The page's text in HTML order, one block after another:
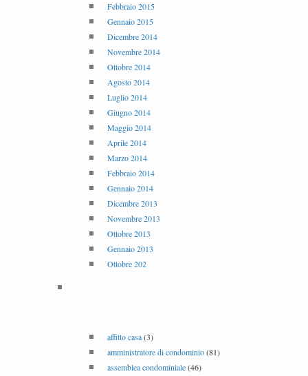
Febbraio 2015
Gennaio 2015
Dicembre 2014
Novembre 2014
Ottobre 2014
Agosto 2014
Luglio 2014
Giugno 2014
Maggio 2014
Aprile 2014
Marzo 2014
Febbraio 2014
Gennaio 2014
Dicembre 2013
Novembre 2013
Ottobre 2013
Gennaio 2013
Ottobre 202
affitto casa(3)
amministratore di condominio(81)
assemblea condominiale(46)